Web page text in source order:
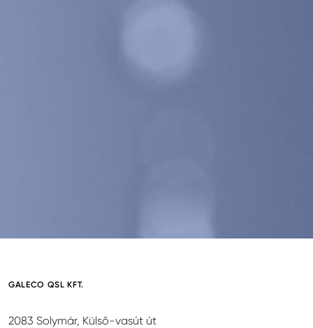
GALECO QSL KFT.
2083 Solymár, Külső-vasút út